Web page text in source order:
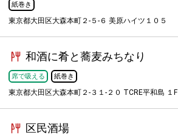
紙巻き
東京都大田区大森本町２-５-６ 美原ハイツ１０５
和酒に肴と蕎麦みちなり
席で吸える 紙巻き
東京都大田区大森本町２-３１-２０ TCRE平和島 １F
区民酒場